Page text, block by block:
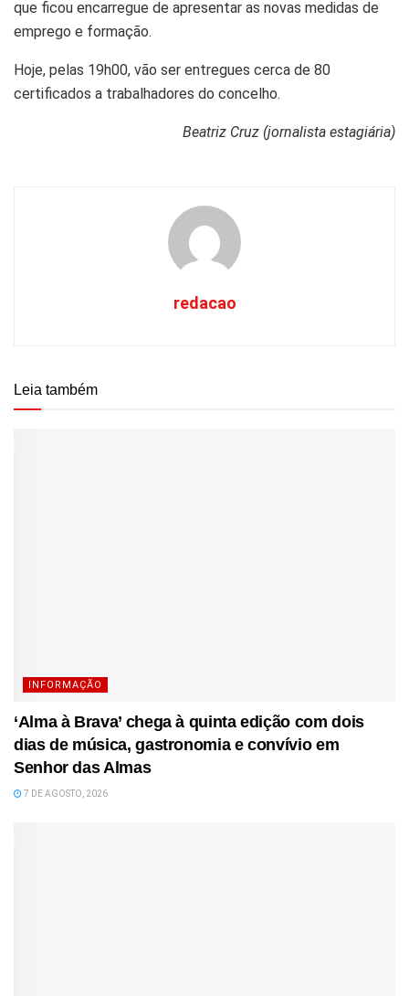
que ficou encarregue de apresentar as novas medidas de
emprego e formação.
Hoje, pelas 19h00, vão ser entregues cerca de 80
certificados a trabalhadores do concelho.
Beatriz Cruz (jornalista estagiária)
redacao
Leia também
INFORMAÇÃO
‘Alma à Brava’ chega à quinta edição com dois
dias de música, gastronomia e convívio em
Senhor das Almas
7 DE AGOSTO, 2026